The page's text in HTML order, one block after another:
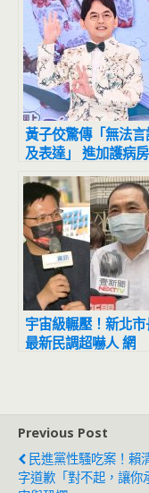
黃子佼驚傳「無法言
及表達」 進加護病房
救治最新病況曝
宇宙級輾壓！新北市
最新民調超嚇人 網
Previous Post
民進黨性騷吃案！賴
字道歉「對不起，讓你